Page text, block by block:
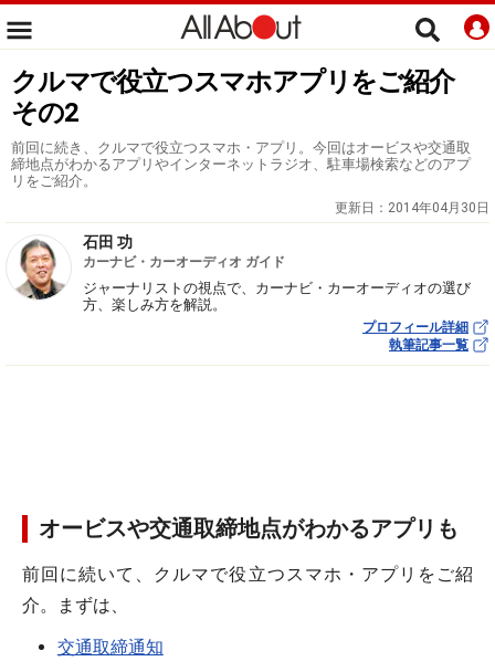
クルマで役立つスマホアプリをご紹介
その2
前回に続き、クルマで役立つスマホ・アプリ。今回はオービスや交通取
締地点がわかるアプリやインターネットラジオ、駐車場検索などのアプ
リをご紹介。
更新日： 2014年04月30日
石田 功
カーナビ・カーオーディオ ガイド
ジャーナリストの視点で、カーナビ・カーオーディオの選び
方、楽しみ方を解説。
プロフィール詳細
執筆記事一覧
オービスや交通取締地点がわかるアプリも
前回に続いて、クルマで役立つスマホ・アプリをご紹
介。まずは、
交通取締通知